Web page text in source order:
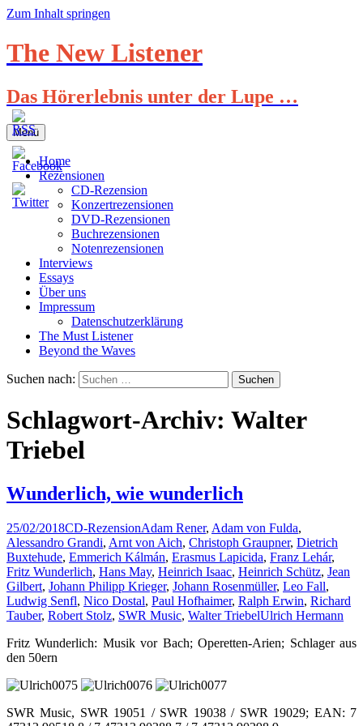
Zum Inhalt springen
The New Listener
Das Hörerlebnis unter der Lupe …
Menü
Home
Rezensionen
CD-Rezension
Konzertrezensionen
DVD-Rezensionen
Buchrezensionen
Notenrezensionen
Interviews
Essays
Über uns
Impressum
Datenschutzerklärung
The Must Listener
Beyond the Waves
Suchen nach:
Schlagwort-Archiv: Walter
Triebel
Wunderlich, wie wunderlich
25/02/2018CD-RezensionAdam Rener, Adam von Fulda,
Alessandro Grandi, Arnt von Aich, Christoph Graupner, Dietrich
Buxtehude, Emmerich Kálmán, Erasmus Lapicida, Franz Lehár,
Fritz Wunderlich, Hans May, Heinrich Isaac, Heinrich Schütz, Jean
Gilbert, Johann Philipp Krieger, Johann Rosenmüller, Leo Fall,
Ludwig Senfl, Nico Dostal, Paul Hofhaimer, Ralph Erwin, Richard
Tauber, Robert Stolz, SWR Music, Walter TriebelUlrich Hermann
Fritz Wunderlich: Musik vor Bach; Operetten-Arien; Schlager aus
den 50ern
SWR Music, SWR 19051 / SWR 19038 / SWR 19029; EAN: 7